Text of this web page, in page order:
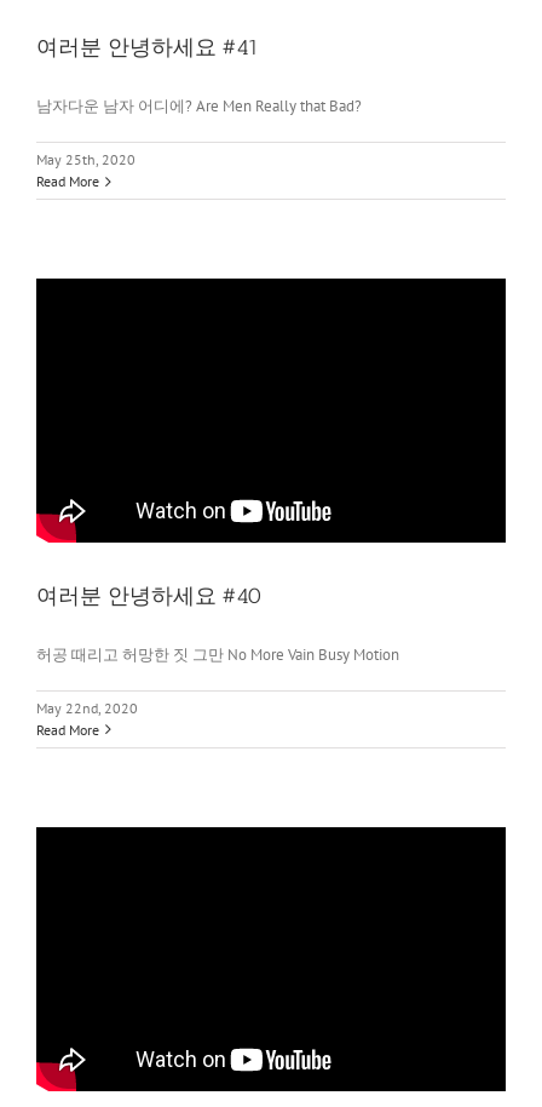
여러분 안녕하세요 #41
남자다운 남자 어디에? Are Men Really that Bad?
May 25th, 2020
Read More
여러분 안녕하세요 #40
허공 때리고 허망한 짓 그만 No More Vain Busy Motion
May 22nd, 2020
Read More